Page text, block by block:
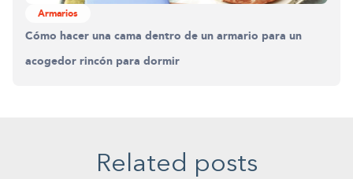
Armarios
Cómo hacer una cama dentro de un armario para un
acogedor rincón para dormir
Related posts